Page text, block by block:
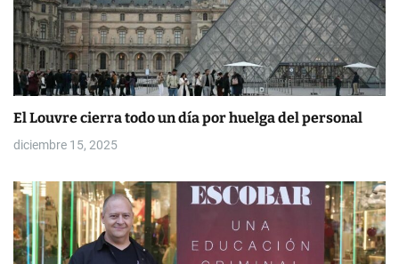
s
El Louvre cierra todo un día por huelga del personal
diciembre 15, 2025